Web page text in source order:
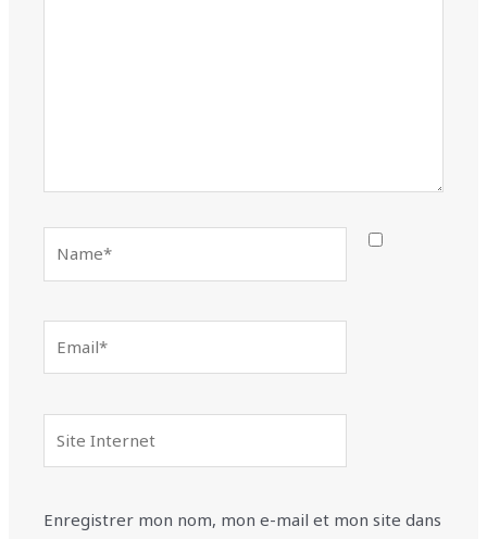
Internet
Enregistrer mon nom, mon e-mail et mon site dans